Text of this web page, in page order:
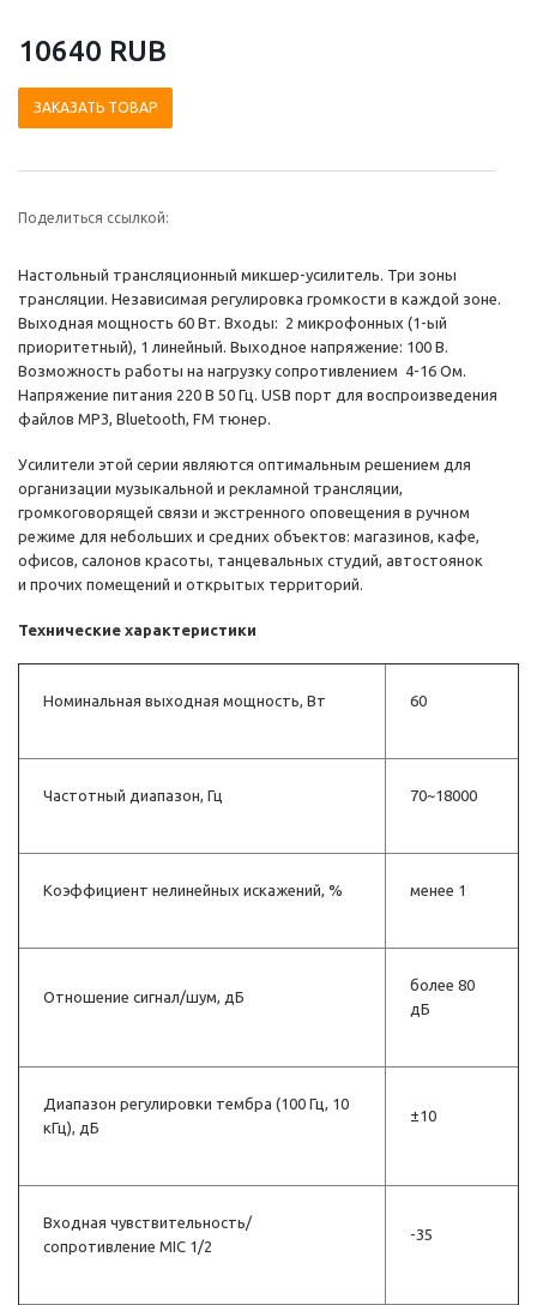
10640 RUB
ЗАКАЗАТЬ ТОВАР
Поделиться ссылкой:
Настольный трансляционный микшер-усилитель. Три зоны
трансляции. Независимая регулировка громкости в каждой зоне.
Выходная мощность 60 Вт. Входы: 2 микрофонных (1-ый
приоритетный), 1 линейный. Выходное напряжение: 100 В.
Возможность работы на нагрузку сопротивлением 4-16 Ом.
Напряжение питания 220 В 50 Гц. USB порт для воспроизведения
файлов MP3, Bluetooth, FM тюнер.
Усилители этой серии являются оптимальным решением для
организации музыкальной и рекламной трансляции,
громкоговорящей связи и экстренного оповещения в ручном
режиме для небольших и средних объектов: магазинов, кафе,
офисов, салонов красоты, танцевальных студий, автостоянок
и прочих помещений и открытых территорий.
Технические характеристики
Номинальная выходная мощность, Вт 60
Частотный диапазон, Гц 70~18000
Коэффициент нелинейных искажений, % менее 1
Отношение сигнал/шум, дБ
более 80
дБ
Диапазон регулировки тембра (100 Гц, 10
кГц), дБ
±10
Входная чувствительность/
сопротивление MIC 1/2
-35